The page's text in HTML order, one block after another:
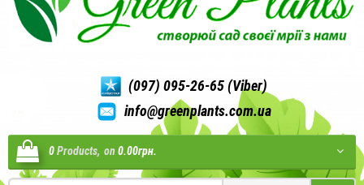
(097) 095-26-65 (Viber)
info@greenplants.com.ua
0Products, on 0.00грн.